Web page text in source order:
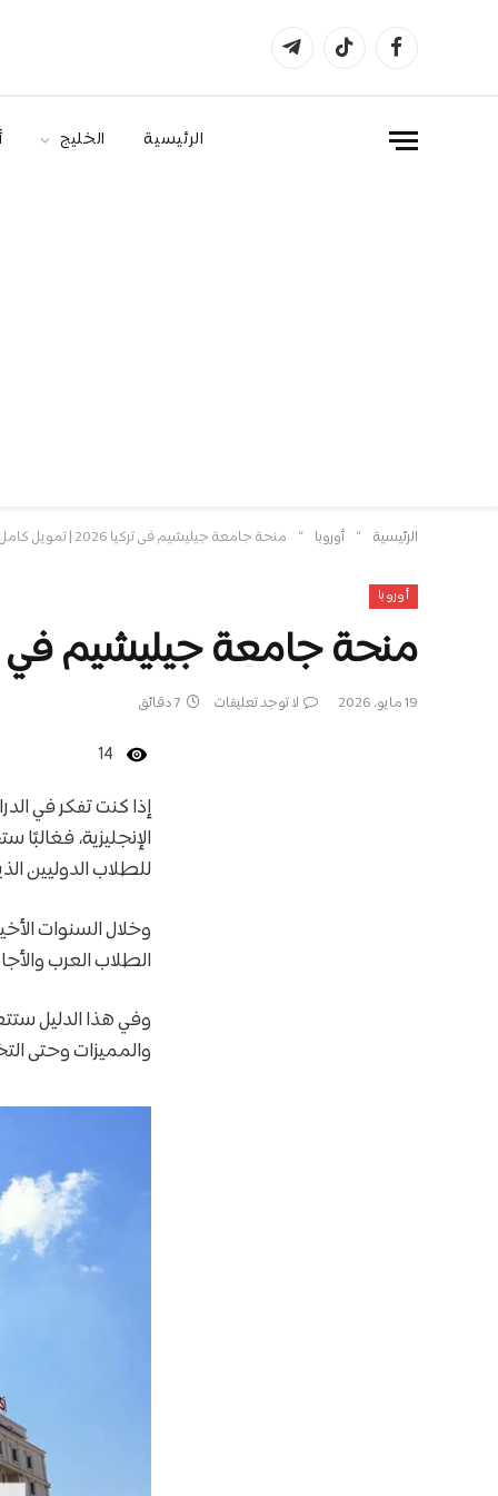
فيسبوكتيكتوكتيلقرام
الرئيسية الخليج
الرئيسية » أوروبا » منحة جامعة جيليشيم في تركيا 2026 | تمويل كامل أو جزئي
أوروبا
منحة جامعة جيليشيم في تركيا 2026 | تمويل
19 مايو، 2026 لا توجد تعليقات 7 دقائق
14
إذا كنت تفكر في
الإنجليزية،
للطلاب الدوليين
وخلال السنوات
الطلاب العرب
والمميزات وحتى